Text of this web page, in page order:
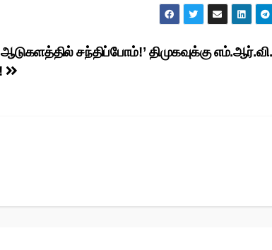
ஆடுகளத்தில் சந்திப்போம்!’ திமுகவுக்கு எம்.ஆர்.வி.